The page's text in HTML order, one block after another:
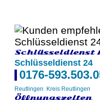
Schlüsseldienst
Schlüsseldienst 24
0176-
Reutlingen Kreis Reutlingen
Öffnungszeiten